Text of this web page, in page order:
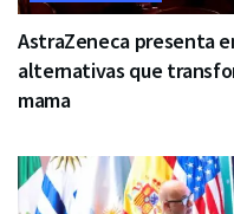
AstraZeneca presenta
alternativas que
mama